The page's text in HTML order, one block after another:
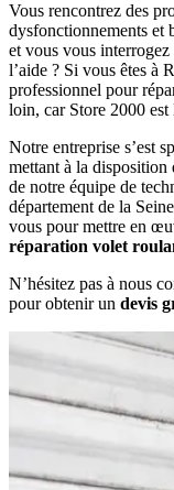
Vous rencontrez des
dysfonctionnements et
et vous vous
l’aide ? Si vous êtes à
professionnel pour
loin, car Store 2000 est
Notre entreprise s’est
mettant à la disposition
de notre équipe de
département de la
vous pour mettre en
réparation volet
N’hésitez pas à nous
pour obtenir un devis